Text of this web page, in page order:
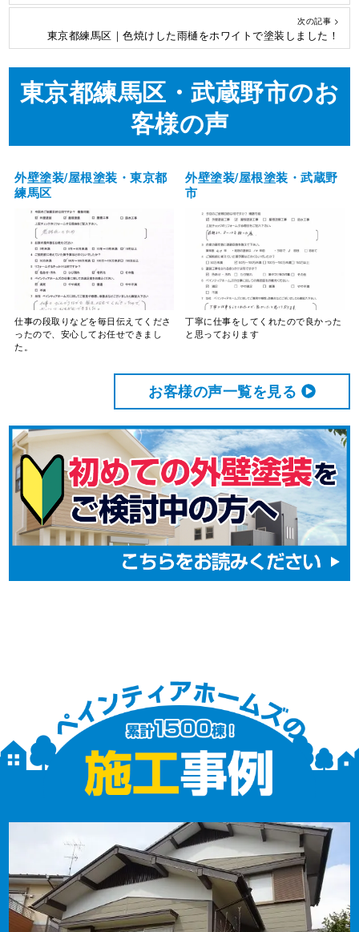
次の記事 >
東京都練馬区｜色焼けした雨樋をホワイトで塗装しました！
東京都練馬区・武蔵野市のお
客様の声
外壁塗装/屋根塗装・東京都
練馬区
仕事の段取りなどを毎日伝えてくださ
ったので、安心してお任せできまし
た。
外壁塗装/屋根塗装・武蔵野
市
丁寧に仕事をしてくれたので良かった
と思っております
お客様の声⼀覧を⾒る